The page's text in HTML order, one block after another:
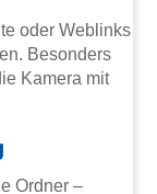
oder Weblinks
Besonders
Kamera mit
Ordner –